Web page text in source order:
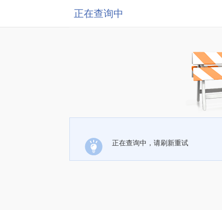
正在查询中
正在查询中，请刷新重试